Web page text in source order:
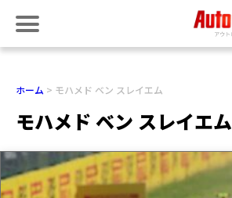
ホーム モハメド ベン スレイエム
モハメド ベン スレイエム